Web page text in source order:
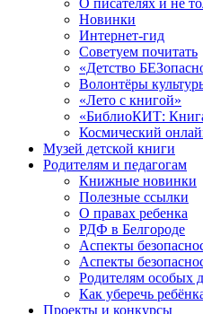
Новинки
Интернет-гид
Советуем почитать
«Детство
Волонтёры
«Лето с книгой»
«БиблиоКИТ:
Космический
Музей детской книги
Родителям и педагогам
Книжные новинки
Полезные ссылки
О правах ребенка
РДФ в Белгороде
Аспекты
Аспекты
Родителям особых
Как уберечь
Проекты и конкурсы